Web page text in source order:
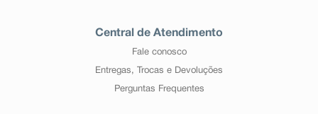
Central de Atendimento
Fale conosco
Entregas, Trocas e Devoluções
Perguntas Frequentes